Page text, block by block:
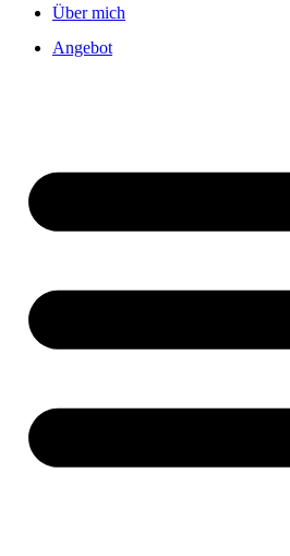
Über mich
Angebot